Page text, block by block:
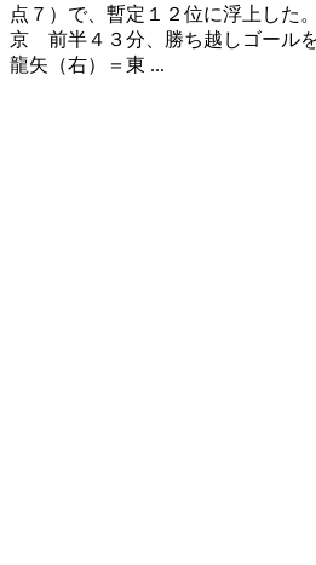
点７）で、暫定１２位に浮上した
京 前半４３分、勝ち越しゴール
龍矢（右）＝東 ...